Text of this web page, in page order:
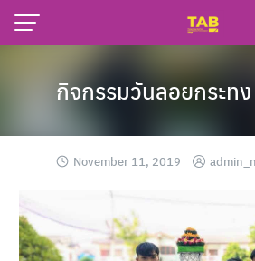
Skip
กิจกรรมวันลอยกระท
November 11, 2019